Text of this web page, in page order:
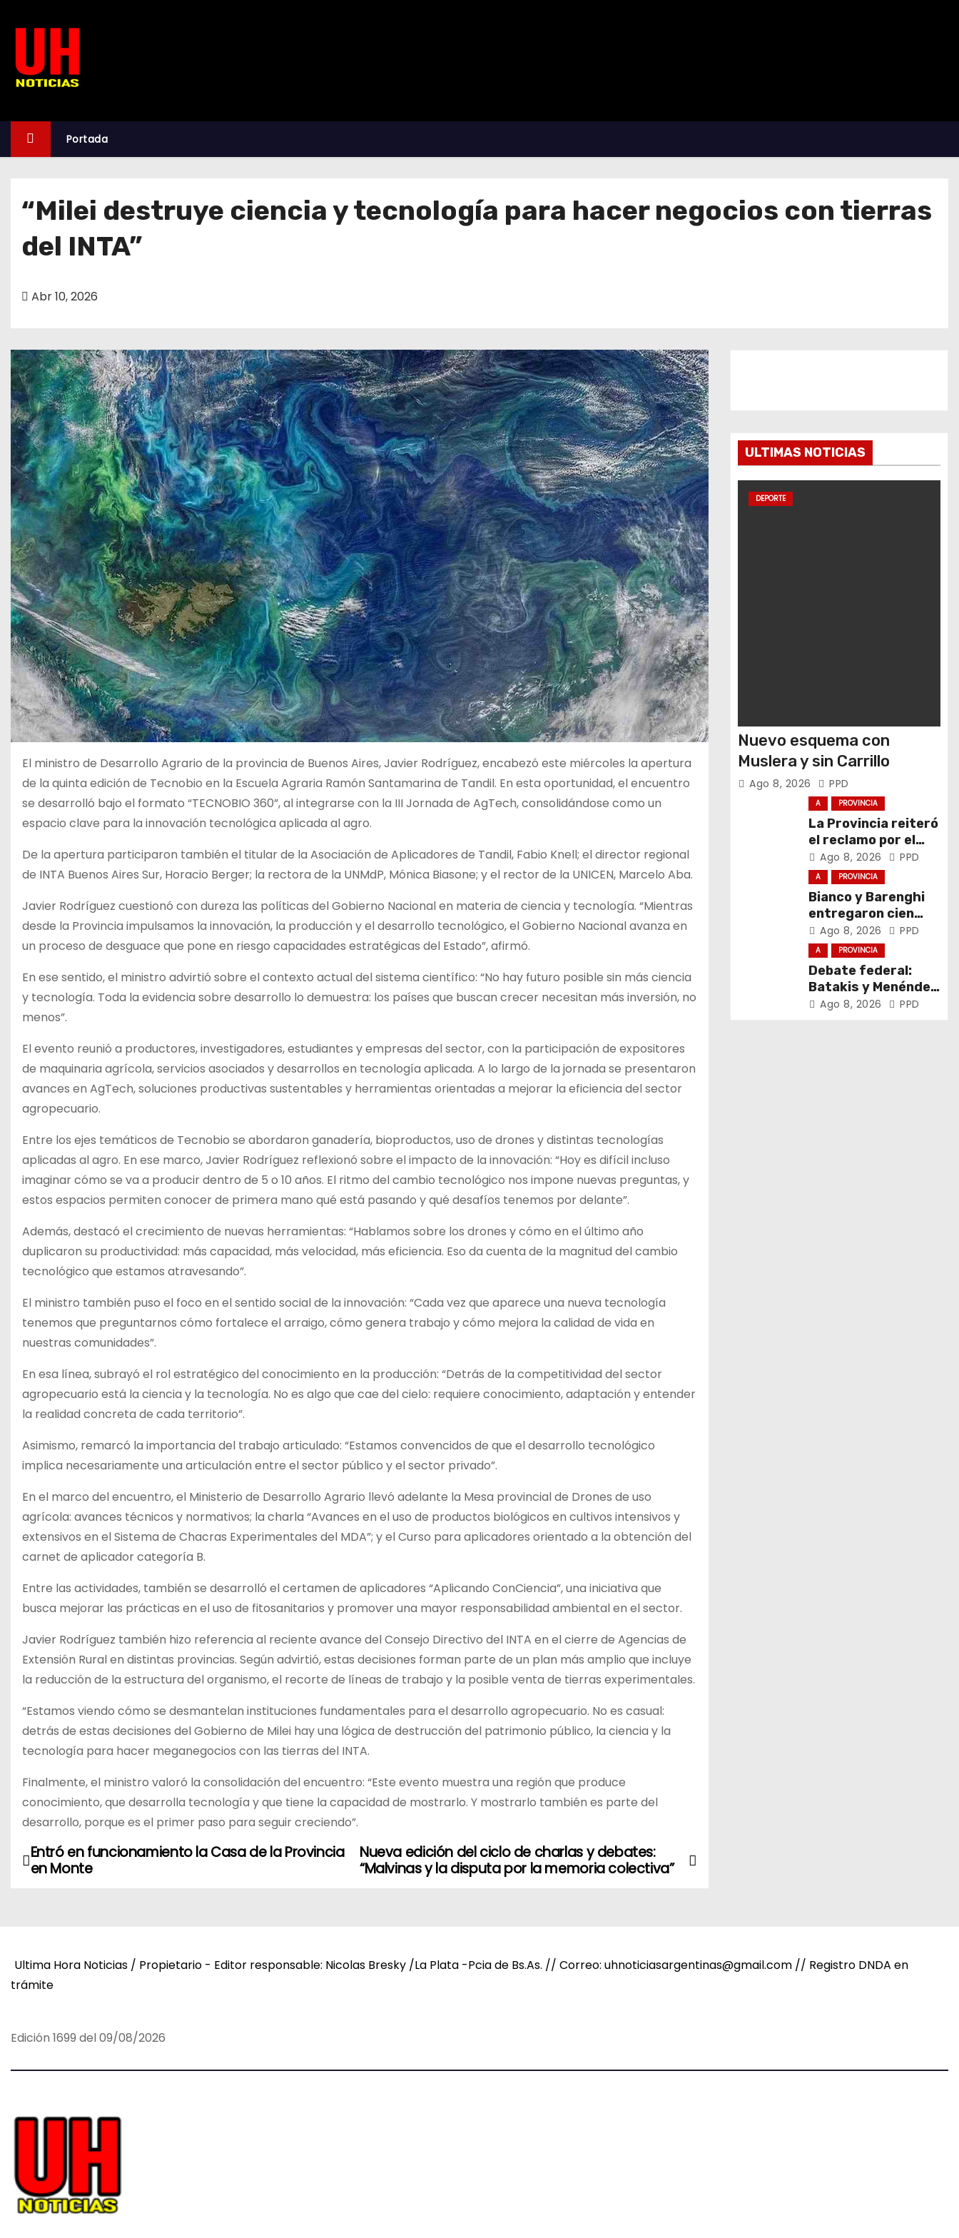
Portada
“Milei destruye ciencia y tecnología para hacer negocios con tierras
del INTA”
Abr 10, 2026
El ministro de Desarrollo Agrario de la provincia de Buenos Aires, Javier Rodríguez, encabezó este miércoles la apertura
de la quinta edición de Tecnobio en la Escuela Agraria Ramón Santamarina de Tandil. En esta oportunidad, el encuentro
se desarrolló bajo el formato “TECNOBIO 360”, al integrarse con la III Jornada de AgTech, consolidándose como un
espacio clave para la innovación tecnológica aplicada al agro.
De la apertura participaron también el titular de la Asociación de Aplicadores de Tandil, Fabio Knell; el director regional
de INTA Buenos Aires Sur, Horacio Berger; la rectora de la UNMdP, Mónica Biasone; y el rector de la UNICEN, Marcelo Aba.
Javier Rodríguez cuestionó con dureza las políticas del Gobierno Nacional en materia de ciencia y tecnología. “Mientras
desde la Provincia impulsamos la innovación, la producción y el desarrollo tecnológico, el Gobierno Nacional avanza en
un proceso de desguace que pone en riesgo capacidades estratégicas del Estado”, afirmó.
En ese sentido, el ministro advirtió sobre el contexto actual del sistema científico: “No hay futuro posible sin más ciencia
y tecnología. Toda la evidencia sobre desarrollo lo demuestra: los países que buscan crecer necesitan más inversión, no
menos”.
El evento reunió a productores, investigadores, estudiantes y empresas del sector, con la participación de expositores
de maquinaria agrícola, servicios asociados y desarrollos en tecnología aplicada. A lo largo de la jornada se presentaron
avances en AgTech, soluciones productivas sustentables y herramientas orientadas a mejorar la eficiencia del sector
agropecuario.
Entre los ejes temáticos de Tecnobio se abordaron ganadería, bioproductos, uso de drones y distintas tecnologías
aplicadas al agro. En ese marco, Javier Rodríguez reflexionó sobre el impacto de la innovación: “Hoy es difícil incluso
imaginar cómo se va a producir dentro de 5 o 10 años. El ritmo del cambio tecnológico nos impone nuevas preguntas, y
estos espacios permiten conocer de primera mano qué está pasando y qué desafíos tenemos por delante”.
Además, destacó el crecimiento de nuevas herramientas: “Hablamos sobre los drones y cómo en el último año
duplicaron su productividad: más capacidad, más velocidad, más eficiencia. Eso da cuenta de la magnitud del cambio
tecnológico que estamos atravesando”.
El ministro también puso el foco en el sentido social de la innovación: “Cada vez que aparece una nueva tecnología
tenemos que preguntarnos cómo fortalece el arraigo, cómo genera trabajo y cómo mejora la calidad de vida en
nuestras comunidades”.
En esa línea, subrayó el rol estratégico del conocimiento en la producción: “Detrás de la competitividad del sector
agropecuario está la ciencia y la tecnología. No es algo que cae del cielo: requiere conocimiento, adaptación y entender
la realidad concreta de cada territorio”.
Asimismo, remarcó la importancia del trabajo articulado: “Estamos convencidos de que el desarrollo tecnológico
implica necesariamente una articulación entre el sector público y el sector privado”.
En el marco del encuentro, el Ministerio de Desarrollo Agrario llevó adelante la Mesa provincial de Drones de uso
agrícola: avances técnicos y normativos; la charla “Avances en el uso de productos biológicos en cultivos intensivos y
extensivos en el Sistema de Chacras Experimentales del MDA”; y el Curso para aplicadores orientado a la obtención del
carnet de aplicador categoría B.
Entre las actividades, también se desarrolló el certamen de aplicadores “Aplicando ConCiencia”, una iniciativa que
busca mejorar las prácticas en el uso de fitosanitarios y promover una mayor responsabilidad ambiental en el sector.
Javier Rodríguez también hizo referencia al reciente avance del Consejo Directivo del INTA en el cierre de Agencias de
Extensión Rural en distintas provincias. Según advirtió, estas decisiones forman parte de un plan más amplio que incluye
la reducción de la estructura del organismo, el recorte de líneas de trabajo y la posible venta de tierras experimentales.
“Estamos viendo cómo se desmantelan instituciones fundamentales para el desarrollo agropecuario. No es casual:
detrás de estas decisiones del Gobierno de Milei hay una lógica de destrucción del patrimonio público, la ciencia y la
tecnología para hacer meganegocios con las tierras del INTA.
Finalmente, el ministro valoró la consolidación del encuentro: “Este evento muestra una región que produce
conocimiento, que desarrolla tecnología y que tiene la capacidad de mostrarlo. Y mostrarlo también es parte del
desarrollo, porque es el primer paso para seguir creciendo”.
N
g
c
i
n
e
e
Nueva edición del ciclo de charlas y debates:
“Malvinas y la disputa por la memoria colectiva”
Entró en funcionamiento la Casa de la Provincia
en Monte
ULTIMAS NOTICIAS
DEPORTE
Nuevo esquema con
Muslera y sin Carrillo
Ago 8, 2026 PPD
A PROVINCIA
La Provincia reiteró
el reclamo por el
respeto al
federalismo
Ago 8, 2026 PPD
A PROVINCIA
Bianco y Barenghi
entregaron cien
computadoras de
Conectar Igualdad
Bonaerense
Ago 8, 2026 PPD
A PROVINCIA
Debate federal:
Batakis y Menéndez
encabezaron la 108°
Ago 8, 2026 PPD
Ultima Hora Noticias / Propietario - Editor responsable: Nicolas Bresky /La Plata -Pcia de Bs.As. // Correo: uhnoticiasargentinas@gmail.com // Registro DNDA en
trámite
Edición 1699 del 09/08/2026